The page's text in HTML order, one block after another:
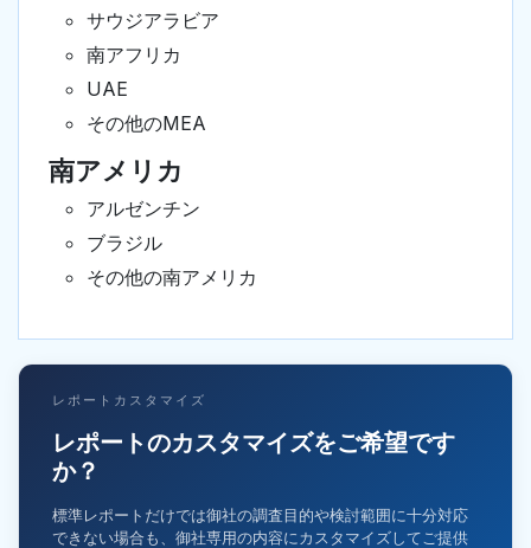
サウジアラビア
南アフリカ
UAE
その他のMEA
南アメリカ
アルゼンチン
ブラジル
その他の南アメリカ
レポートカスタマイズ
レポートのカスタマイズをご希望です
か？
標準レポートだけでは御社の調査目的や検討範囲に十分対応
できない場合も、御社専用の内容にカスタマイズしてご提供